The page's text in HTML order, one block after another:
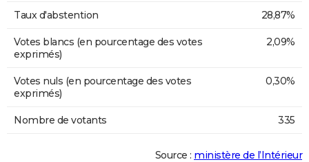
Taux d'abstention 28,87%
Votes blancs (en pourcentage des votes
exprimés)
2,09%
Votes nuls (en pourcentage des votes
exprimés)
0,30%
Nombre de votants 335
Source : ministère de l’Intérieur